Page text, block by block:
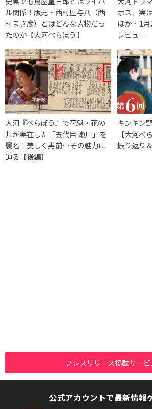
ル関係！版元・西村屋与八（西
村まさ彦）とはどんな人物だっ
たのか【大河べらぼう】
ボス、実
ほか…1月
レビュー
大河『べらぼう』で花魁・花の
井が実在した「五代目 瀬川」を
襲名！美しく男前…その魅力に
迫る【後編】
キンキン
【大河べ
振り返り
プレスリリース掲載サービ
公式アカウントで最新情報